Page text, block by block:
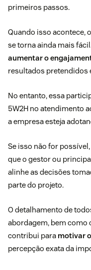
primeiros passos.
Quando isso acontece,
se torna ainda mais
aumentar o
resultados pretendidos
No entanto, essa
5W2H no atendimento
a empresa esteja
Se isso não for
que o gestor ou
alinhe as decisões
parte do projeto.
O detalhamento de
abordagem, bem como
contribui para motivar
percepção exata da